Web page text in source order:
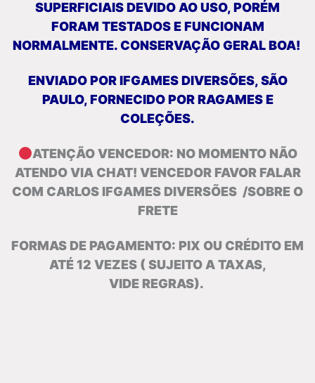
SUPERFICIAIS DEVIDO AO USO, PORÉM
FORAM TESTADOS E FUNCIONAM
NORMALMENTE. CONSERVAÇÃO GERAL BOA!
ENVIADO POR IFGAMES DIVERSÕES, SÃO
PAULO, FORNECIDO POR RAGAMES E
COLEÇÕES.
ATENÇÃO VENCEDOR: NO MOMENTO NÃO
ATENDO VIA CHAT! VENCEDOR FAVOR FALAR
COM CARLOS IFGAMES DIVERSÕES /SOBRE O
FRETE
FORMAS DE PAGAMENTO: PIX OU CRÉDITO EM
ATÉ 12 VEZES ( SUJEITO A TAXAS,
VIDE REGRAS).